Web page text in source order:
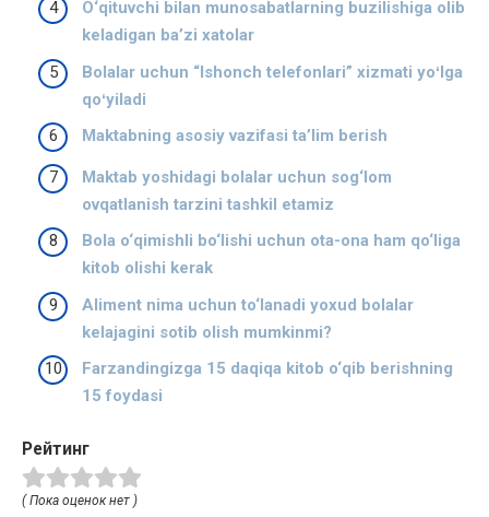
O‘qituvchi bilan munosabatlarning buzilishiga olib
keladigan ba’zi xatolar
Bolalar uchun “Ishonch telefonlari” xizmati yoʻlga
qoʻyiladi
Maktabning asosiy vazifasi ta’lim berish
Maktab yoshidagi bolalar uchun sog‘lom
ovqatlanish tarzini tashkil etamiz
Bola o‘qimishli bo‘lishi uchun ota-ona ham qo‘liga
kitob olishi kerak
Aliment nima uchun to‘lanadi yoxud bolalar
kelajagini sotib olish mumkinmi?
Farzandingizga 15 daqiqa kitob o‘qib berishning
15 foydasi
Рейтинг
( Пока оценок нет )